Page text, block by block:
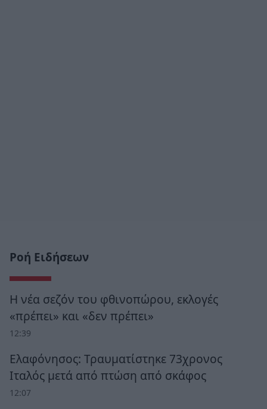
Ροή Ειδήσεων
Η νέα σεζόν του φθινοπώρου, εκλογές
«πρέπει» και «δεν πρέπει»
12:39
Ελαφόνησος: Τραυματίστηκε 73χρονος
Ιταλός μετά από πτώση από σκάφος
12:07